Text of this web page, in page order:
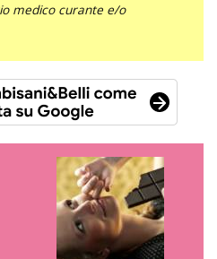
medico curante e/o